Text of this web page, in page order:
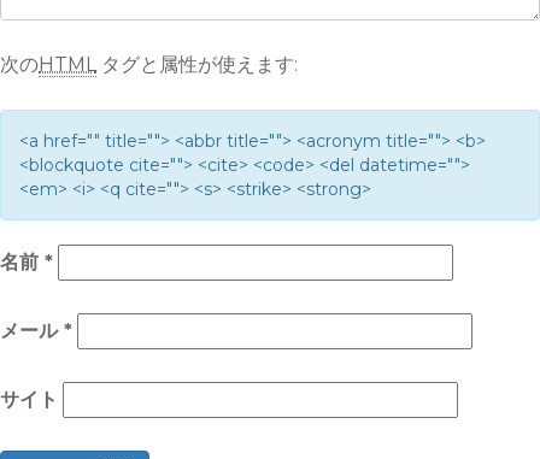
次のHTMLタグと属性が使えます:
<a href="" title=""> <abbr title=""> <acronym title=""> <b>
<blockquote cite=""> <cite> <code> <del datetime="">
<em> <i> <q cite=""> <s> <strike> <strong>
名前 *
メール *
サイト